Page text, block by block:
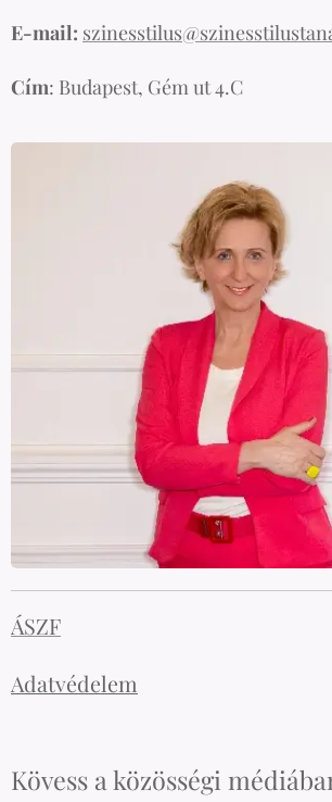
E-mail:
Cím: Budapest, Gém ut 4.C
ÁSZF
Adatvédelem
Kövess a közösségi